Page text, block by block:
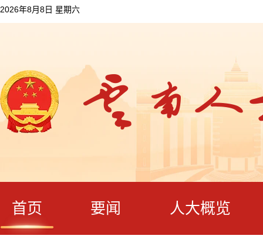
2026年8月8日 星期六
首页 要闻 人大概览